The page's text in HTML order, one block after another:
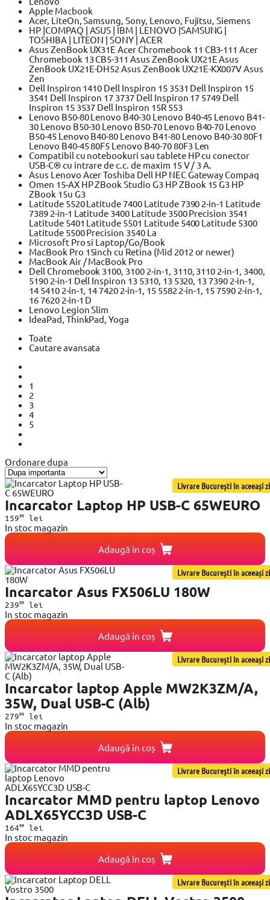
Apple Macbook
Acer, LiteOn, Samsung, Sony, Lenovo, Fujitsu, Siemens
HP |COMPAQ | ASUS | IBM | LENOVO |SAMSUNG |
TOSHIBA | LITEON | SONY | ACER
Asus ZenBook UX31E Acer Chromebook 11 CB3-111 Acer
Chromebook 13 CB5-311 Asus ZenBook UX21E Asus
ZenBook UX21E-DH52 Asus ZenBook UX21E-KX007V Asus
Zen
Dell Inspiron 1410 Dell Inspiron 15 3531 Dell Inspiron 15
3541 Dell Inspiron 17 3737 Dell Inspiron 17 5749 Dell
Inspiron 15 3537 Dell Inspiron 15R 553
Lenovo B50-80 Lenovo B40-30 Lenovo B40-45 Lenovo B41-
30 Lenovo B50-30 Lenovo B50-70 Lenovo B40-70 Lenovo
B50-45 Lenovo B40-80 Lenovo B41-80 Lenovo B40-30 80F1
Lenovo B40-45 80F5 Lenovo B40-70 80F3 Len
Compatibil cu notebookuri sau tablete HP cu conector
USB-C® cu intrare de c.c. de maxim 15 V / 3 A.
Asus Lenovo Acer Toshiba Dell HP NEC Gateway Compaq
Omen 15-AX HP ZBook Studio G3 HP ZBook 15 G3 HP
ZBook 15u G3
Latitude 5520 Latitude 7400 Latitude 7390 2-in-1 Latitude
7389 2-in-1 Latitude 3400 Latitude 3500 Precision 3541
Latitude 5401 Latitude 5501 Latitude 5400 Latitude 5300
Latitude 5500 Precision 3540 La
Microsoft Pro si Laptop/Go/Book
MacBook Pro 15inch cu Retina (Mid 2012 or newer)
MacBook Air / MacBook Pro
Dell Chromebook 3100, 3100 2-in-1, 3110, 3110 2-in-1, 3400,
5190 2-in-1 Dell Inspiron 13 5310, 13 5320, 13 7390 2-in-1,
14 5410 2-in-1, 14 7420 2-in-1, 15 5582 2-in-1, 15 7590 2-in-1,
16 7620 2-in-1 D
Lenovo Legion Slim
IdeaPad, ThinkPad, Yoga
Toate
Cautare avansata
1
2
3
4
5
Ordonare dupa
Livrare București în aceeași zi
Incarcator Laptop HP USB-C 65WEURO
15999lei
In stoc magazin
Adaugă în coș
Livrare București în aceeași zi
Incarcator Asus FX506LU 180W
23999lei
In stoc magazin
Adaugă în coș
Livrare București în aceeași zi
Incarcator laptop Apple MW2K3ZM/A,
35W, Dual USB-C (Alb)
27999lei
In stoc magazin
Adaugă în coș
Livrare București în aceeași zi
Incarcator MMD pentru laptop Lenovo
ADLX65YCC3D USB-C
16499lei
In stoc magazin
Adaugă în coș
Livrare București în aceeași zi